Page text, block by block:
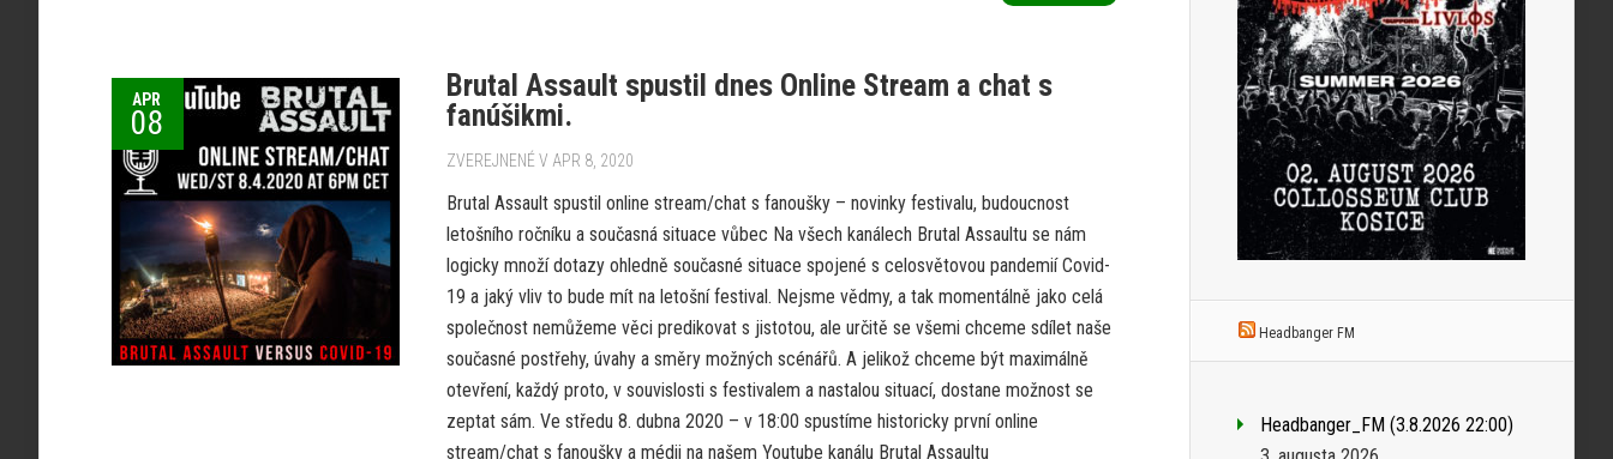
APR
08
Brutal Assault spustil dnes Online Stream a chat s
fanúšikmi.
ZVEREJNENÉ V APR 8, 2020
Brutal Assault spustil online stream/chat s fanoušky – novinky festivalu, budoucnost
letošního ročníku a současná situace vůbec Na všech kanálech Brutal Assaultu se nám
logicky množí dotazy ohledně současné situace spojené s celosvětovou pandemií Covid-
19 a jaký vliv to bude mít na letošní festival. Nejsme vědmy, a tak momentálně jako celá
společnost nemůžeme věci predikovat s jistotou, ale určitě se všemi chceme sdílet naše
současné postřehy, úvahy a směry možných scénářů. A jelikož chceme být maximálně
otevření, každý proto, v souvislosti s festivalem a nastalou situací, dostane možnost se
zeptat sám. Ve středu 8. dubna 2020 – v 18:00 spustíme historicky první online
stream/chat s fanoušky a médii na našem Youtube kanálu Brutal Assaultu
Headbanger FM
Headbanger_FM (3.8.2026 22:00)